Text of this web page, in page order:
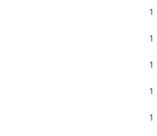
1
1
1
1
1